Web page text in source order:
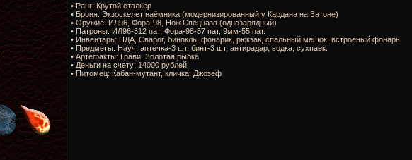
• Ранг: Крутой сталкер
• Броня: Экзоскелет наёмника (модернизированный у Кардана на Затоне)
• Оружие: ИЛ96, Фора-98, Нож Спецназа (однозарядный)
• Патроны: ИЛ96-312 пат, Фора-98-57 пат, 9мм-55 пат.
• Инвентарь: ПДА, Сварог, бинокль, фонарик, рюкзак, спальный мешок, встроеный фонарь
• Предметы: Науч. аптечка-3 шт, бинт-3 шт, антирадар, водка, сухпаек.
• Артефакты: Грави, Золотая рыбка
• Деньги на счету: 14000 рублей
• Питомец: Кабан-мутант, кличка: Джозеф